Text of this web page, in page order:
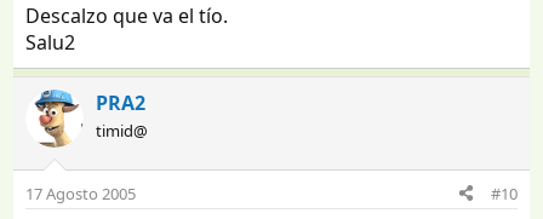
Descalzo que va el tío.
Salu2
PRA2
timid@
17 Agosto 2005 #10